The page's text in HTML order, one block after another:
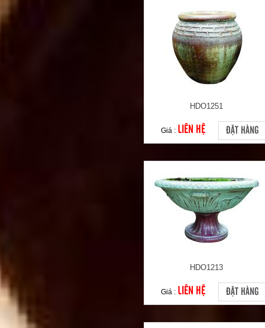
HDO1251
Giá : LIÊN HỆ ĐẶT HÀNG
HDO1213
Giá : LIÊN HỆ ĐẶT HÀNG